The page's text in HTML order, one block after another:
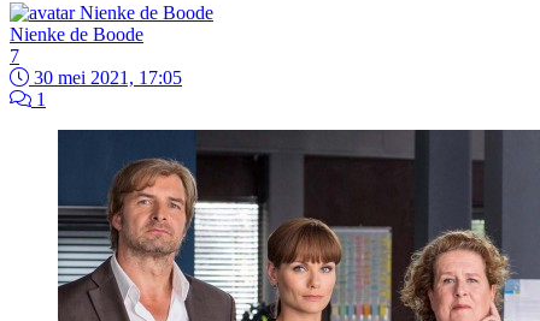
Nienke de Boode
7
30 mei 2021, 17:05
1